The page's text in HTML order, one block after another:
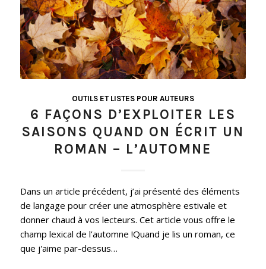
OUTILS ET LISTES POUR AUTEURS
6 FAÇONS D’EXPLOITER LES
SAISONS QUAND ON ÉCRIT UN
ROMAN – L’AUTOMNE
Dans un article précédent, j’ai présenté des éléments
de langage pour créer une atmosphère estivale et
donner chaud à vos lecteurs. Cet article vous offre le
champ lexical de l’automne !Quand je lis un roman, ce
que j'aime par-dessus…